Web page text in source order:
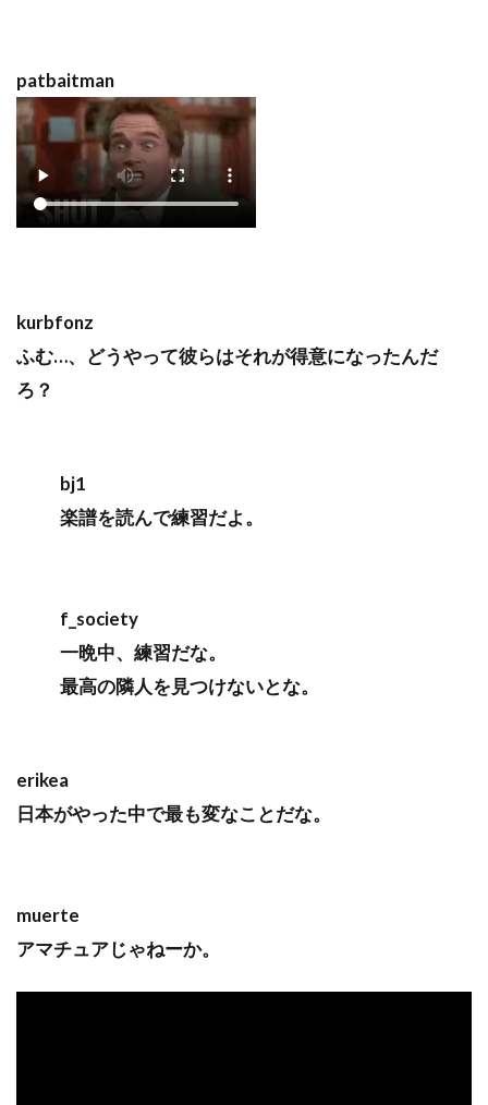
patbaitman
kurbfonz
ふむ…、どうやって彼らはそれが得意になったんだ
ろ？
bj1
楽譜を読んで練習だよ。
f_society
一晩中、練習だな。
最高の隣人を見つけないとな。
erikea
日本がやった中で最も変なことだな。
muerte
アマチュアじゃねーか。